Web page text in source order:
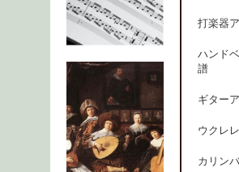
打楽器
ハンド
譜
ギター
ウクレ
カリン